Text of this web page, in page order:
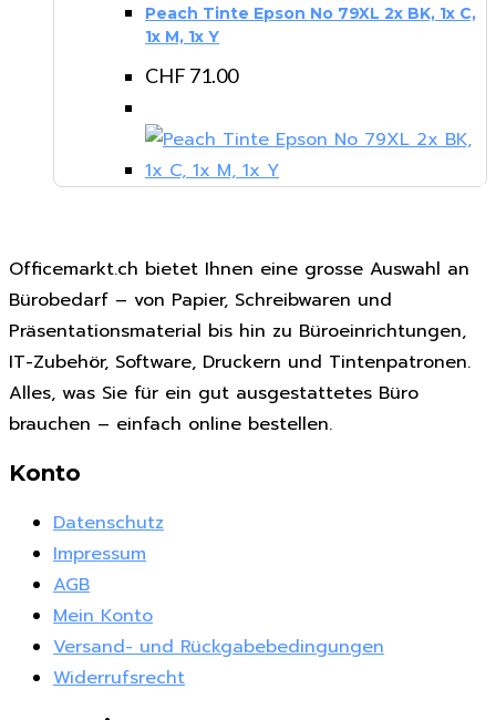
Peach Tinte Epson No 79XL 2x BK, 1x C,
1x M, 1x Y
CHF 71.00
Officemarkt.ch bietet Ihnen eine grosse Auswahl an
Bürobedarf – von Papier, Schreibwaren und
Präsentationsmaterial bis hin zu Büroeinrichtungen,
IT-Zubehör, Software, Druckern und Tintenpatronen.
Alles, was Sie für ein gut ausgestattetes Büro
brauchen – einfach online bestellen.
Konto
Datenschutz
Impressum
AGB
Mein Konto
Versand- und Rückgabebedingungen
Widerrufsrecht